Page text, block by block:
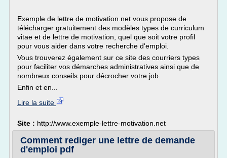
Exemple de lettre de motivation.net vous propose de
télécharger gratuitement des modèles types de curriculum
vitae et de lettre de motivation, quel que soit votre profil
pour vous aider dans votre recherche d'emploi.
Vous trouverez également sur ce site des courriers types
pour faciliter vos démarches administratives ainsi que de
nombreux conseils pour décrocher votre job.
Enfin et en...
Lire la suite
Site : http://www.exemple-lettre-motivation.net
Comment rediger une lettre de demande
d'emploi pdf